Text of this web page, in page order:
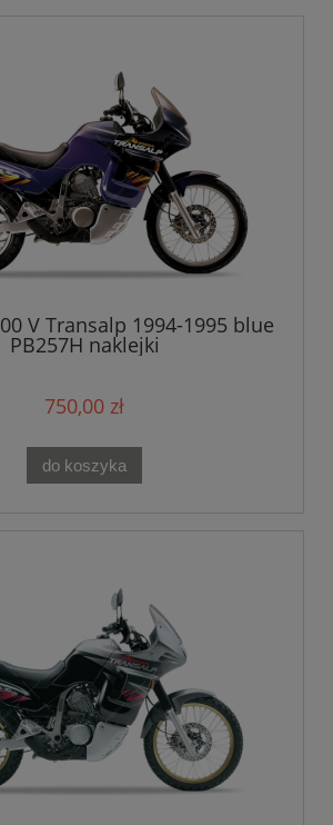
V Transalp 1994-1995 blue
PB257H naklejki
750,00 zł
do koszyka